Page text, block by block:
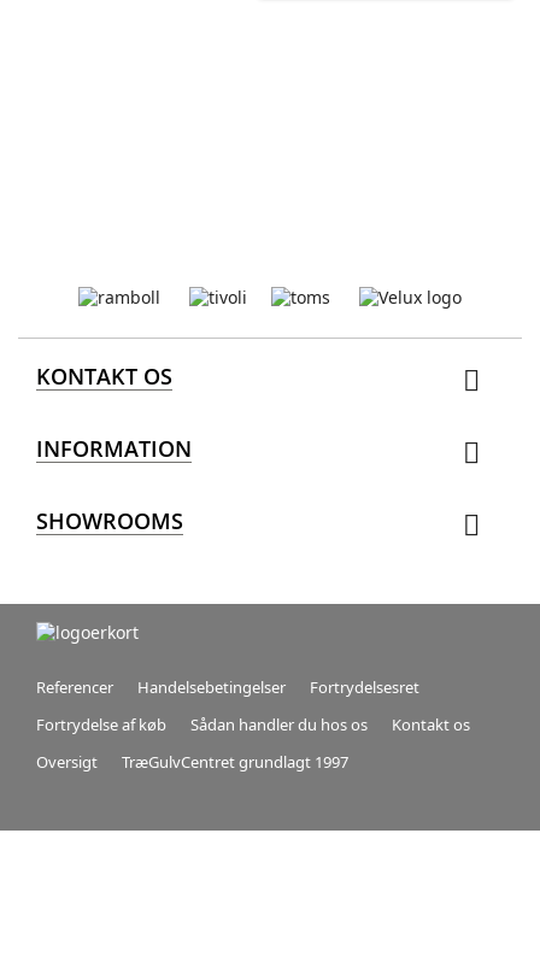
KONTAKT OS 
INFORMATION 
SHOWROOMS 
Referencer Handelsebetingelser
Fortrydelsesret
Fortrydelse af køb
Sådan handler du hos os
Kontakt os
Oversigt
TræGulvCentret grundlagt 1997